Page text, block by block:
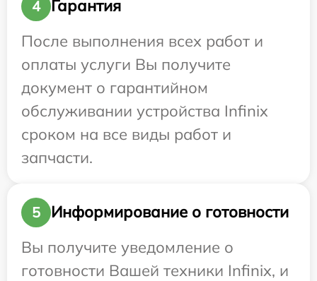
4
Гарантия
После выполнения всех работ и
оплаты услуги Вы получите
документ о гарантийном
обслуживании устройства Infinix
сроком на все виды работ и
запчасти.
5
Информирование о готовности
Вы получите уведомление о
готовности Вашей техники Infinix, и